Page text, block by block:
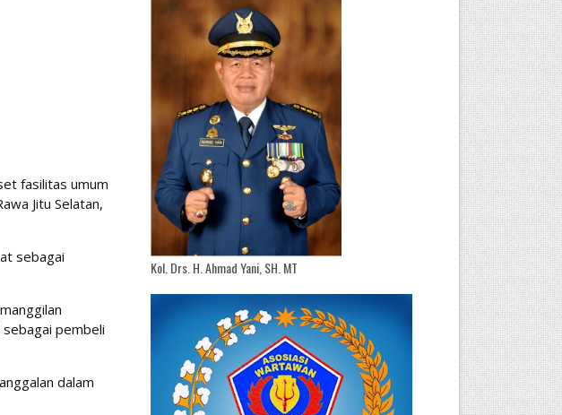
fasilitas umum
Jitu Selatan,
sebagai
pembeli
dalam
Kol. Drs. H. Ahmad Yani, SH. MT